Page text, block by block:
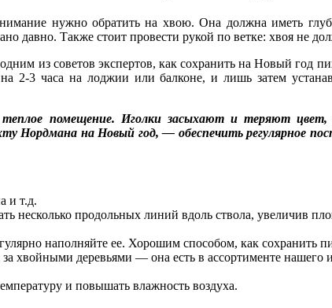
нужно обратить на хвою. Она должна иметь
давно. Также стоит провести рукой по ветке: хвоя не
из советов экспертов, как сохранить на Новый год
2-3 часа на лоджии или балконе, и лишь затем
помещение. Иголки засыхают и теряют
Нордмана на Новый год, — обеспечить регулярное
и т.д.
несколько продольных линий вдоль ствола, увеличив
наполняйте ее. Хорошим способом, как сохранить
хвойными деревьями — она есть в ассортименте нашего
и повышать влажность воздуха.